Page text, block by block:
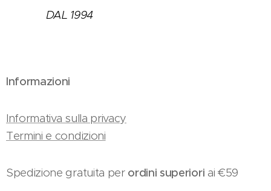
DAL 1994
Informazioni
Informativa sulla privacy
Termini e condizioni
Spedizione gratuita perordini superiori ai €59